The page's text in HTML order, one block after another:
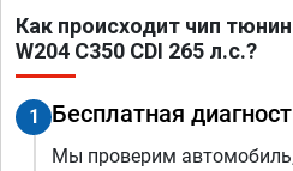
Как происходит чип
W204 C350 CDI 265 л.с.?
1 Бесплатная
Мы проверим